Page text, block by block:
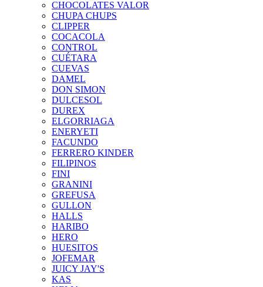
CHOCOLATES VALOR
CHUPA CHUPS
CLIPPER
COCACOLA
CONTROL
CUÉTARA
CUEVAS
DAMEL
DON SIMON
DULCESOL
DUREX
ELGORRIAGA
ENERYETI
FACUNDO
FERRERO KINDER
FILIPINOS
FINI
GRANINI
GREFUSA
GULLON
HALLS
HARIBO
HERO
HUESITOS
JOFEMAR
JUICY JAY'S
KAS